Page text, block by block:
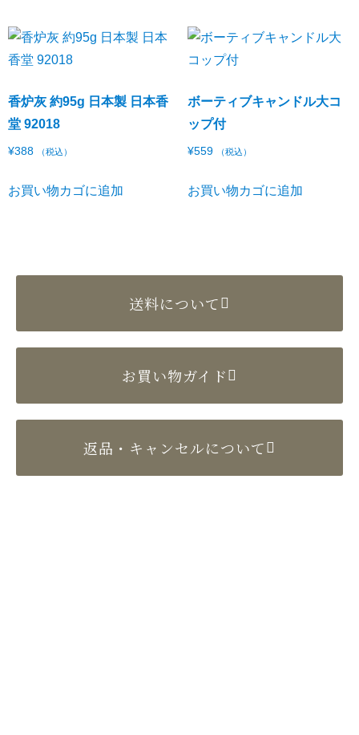
香炉灰 約95g 日本製 日本香
堂 92018
¥388 （税込）
お買い物カゴに追加
ボーティブキャンドル大コ
ップ付
¥559 （税込）
お買い物カゴに追加
送料について
お買い物ガイド
返品・キャンセルについて